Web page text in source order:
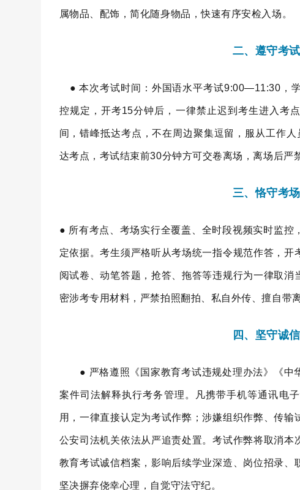
属物品、配饰，简化随身物品，快速有序安检入场。
二、遵守考
● 本次考试时间：外国语水平考试9:00—11:30，
控规定，开考15分钟后，一律禁止迟到考生进入考
间，错峰抵达考点，不在周边聚集逗留，服从工作
达考点，考试结束前30分钟方可交卷离场，离场后严
三、恪守考
● 所有考点、考场实行全覆盖、全时段视频实时监
定依据。考生须严格听从考场统一指令规范作答，
阅试卷、动笔答题，抢答、拖答等违规行为一律取
密涉考专用材料，严禁拍照翻拍、私自外传、擅自带离
四、坚守诚
● 严格遵照《国家教育考试违规处理办法》《中
案件司法解释执行考务管理。凡携带手机等通讯电
用，一律直接认定为考试作弊；涉嫌组织作弊、传
公安司法机关依法从严追责处置。考试作弊将取消
教育考试诚信档案，影响后续学业深造、岗位招录
坚决摒弃侥幸心理，自觉守法守纪。